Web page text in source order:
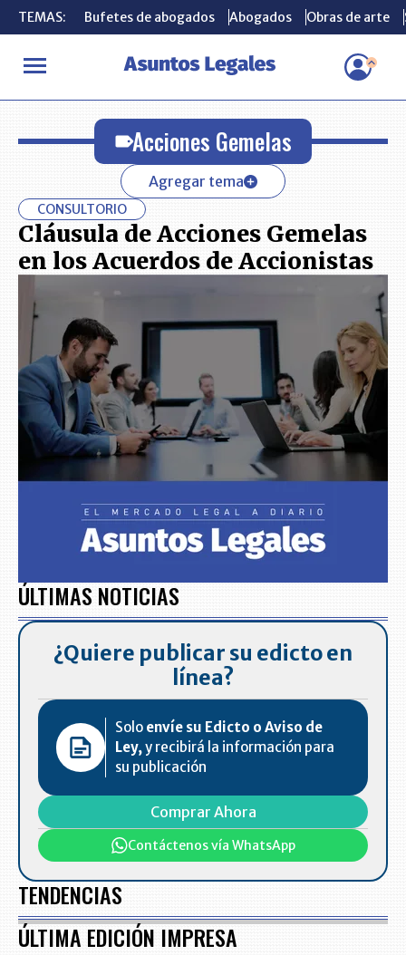
TEMAS: Bufetes de abogados Abogados Obras de arte
INICIO Acciones Gemelas
TEMAS: Bufetes de abogados Abogados Obras de arte
Acciones Gemelas
Agregar tema
CONSULTORIO
Cláusula de Acciones Gemelas
en los Acuerdos de Accionistas
ÚLTIMAS NOTICIAS
¿Quiere publicar su edicto en
línea?
Solo envíe su Edicto o Aviso de
Ley,y recibirá la información para
su publicación
Comprar Ahora
Contáctenos vía WhatsApp
TENDENCIAS
ÚLTIMA EDICIÓN IMPRESA